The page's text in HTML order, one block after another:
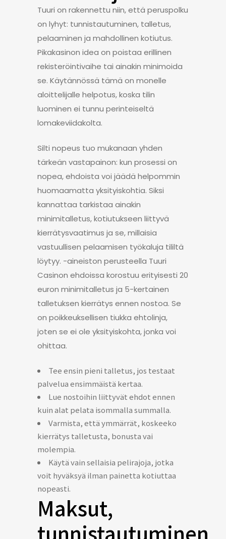
Tuuri on rakennettu niin, että peruspolku
on lyhyt: tunnistautuminen, talletus,
pelaaminen ja mahdollinen kotiutus.
Pikakasinon idea on poistaa erillinen
rekisteröintivaihe tai ainakin minimoida
se. Käytännössä tämä on monelle
aloittelijalle helpotus, koska tilin
luominen ei tunnu perinteiseltä
lomakeviidakolta.
Silti nopeus tuo mukanaan yhden
tärkeän vastapainon: kun prosessi on
nopea, ehdoista voi jäädä helpommin
huomaamatta yksityiskohtia. Siksi
kannattaa tarkistaa ainakin
minimitalletus, kotiutukseen liittyvä
kierrätysvaatimus ja se, millaisia
vastuullisen pelaamisen työkaluja tililtä
löytyy. -aineiston perusteella Tuuri
Casinon ehdoissa korostuu erityisesti 20
euron minimitalletus ja 5-kertainen
talletuksen kierrätys ennen nostoa. Se
on poikkeuksellisen tiukka ehtolinja,
joten se ei ole yksityiskohta, jonka voi
ohittaa.
Tee ensin pieni talletus, jos testaat
palvelua ensimmäistä kertaa.
Lue nostoihin liittyvät ehdot ennen
kuin alat pelata isommalla summalla.
Varmista, että ymmärrät, koskeeko
kierrätys talletusta, bonusta vai
molempia.
Käytä vain sellaisia pelirajoja, jotka
voit hyväksyä ilman painetta kotiuttaa
nopeasti.
Maksut,
tunnistautuminen